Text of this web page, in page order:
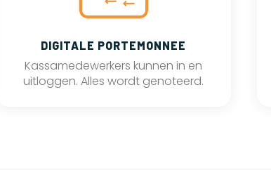
DIGITALE PORTEMONNEE
Kassamedewerkers kunnen in en
uitloggen. Alles wordt genoteerd.